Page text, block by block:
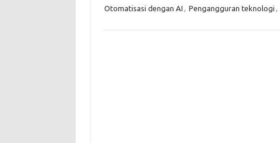
Otomatisasi dengan AI , Pengangguran teknologi ,